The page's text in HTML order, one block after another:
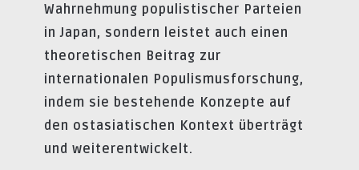
Wahrnehmung populistischer Parteien
in Japan, sondern leistet auch einen
theoretischen Beitrag zur
internationalen Populismusforschung,
indem sie bestehende Konzepte auf
den ostasiatischen Kontext überträgt
und weiterentwickelt.